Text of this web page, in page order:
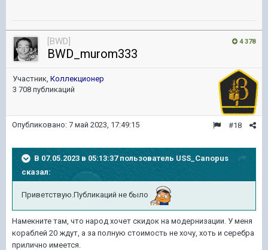
4 378
[BWD]
BWD_murom333
Участник, Коллекционер
3 708 публикаций
#18
Опубликовано: 7 май 2023, 17:49:15
В 07.05.2023 в 05:13:37 пользователь USS_Canopus
сказал:
Приветствую.Публикаций не было
Намекните там, что народ хочет скидок на модернизации. У меня
кораблей 20 ждут, а за полную стоимость не хочу, хоть и серебра
прилично имеется.